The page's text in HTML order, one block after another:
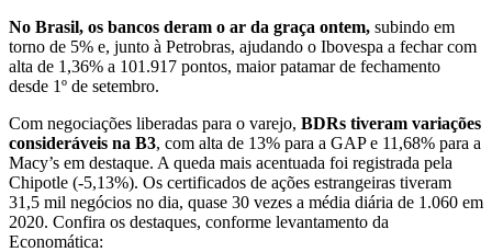
No Brasil, os bancos deram o ar da graça ontem, subindo em
torno de 5% e, junto à Petrobras, ajudando o Ibovespa a fechar com
alta de 1,36% a 101.917 pontos, maior patamar de fechamento
desde 1º de setembro.
Com negociações liberadas para o varejo, BDRs tiveram variações
consideráveis na B3, com alta de 13% para a GAP e 11,68% para a
Macy’s em destaque. A queda mais acentuada foi registrada pela
Chipotle (-5,13%). Os certificados de ações estrangeiras tiveram
31,5 mil negócios no dia, quase 30 vezes a média diária de 1.060 em
2020. Confira os destaques, conforme levantamento da
Economática: